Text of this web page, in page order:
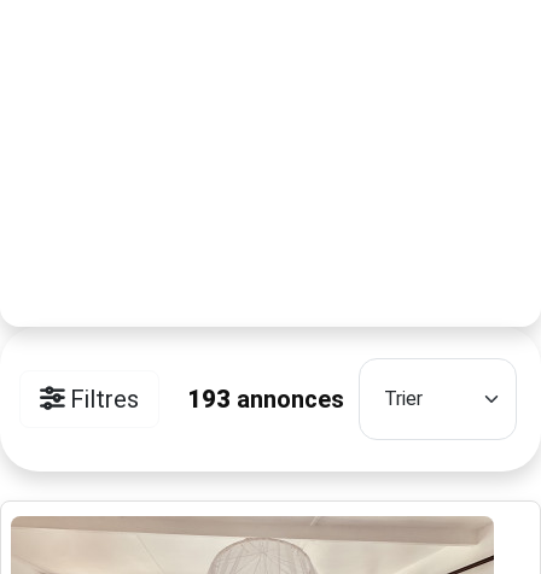
Filtres 193 annonces